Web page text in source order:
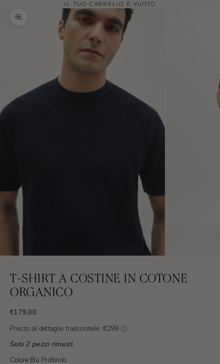
IL TUO CARRELLO È VUOTO
Ingrandisci immagine
T-SHIRT A COSTINE IN COTONE
ORGANICO
PREZZO SCONTATO
€179,00
Prezzo al dettaglio tradizionale: €299
Solo 2 pezzi rimasti
Colore:Blu Profondo